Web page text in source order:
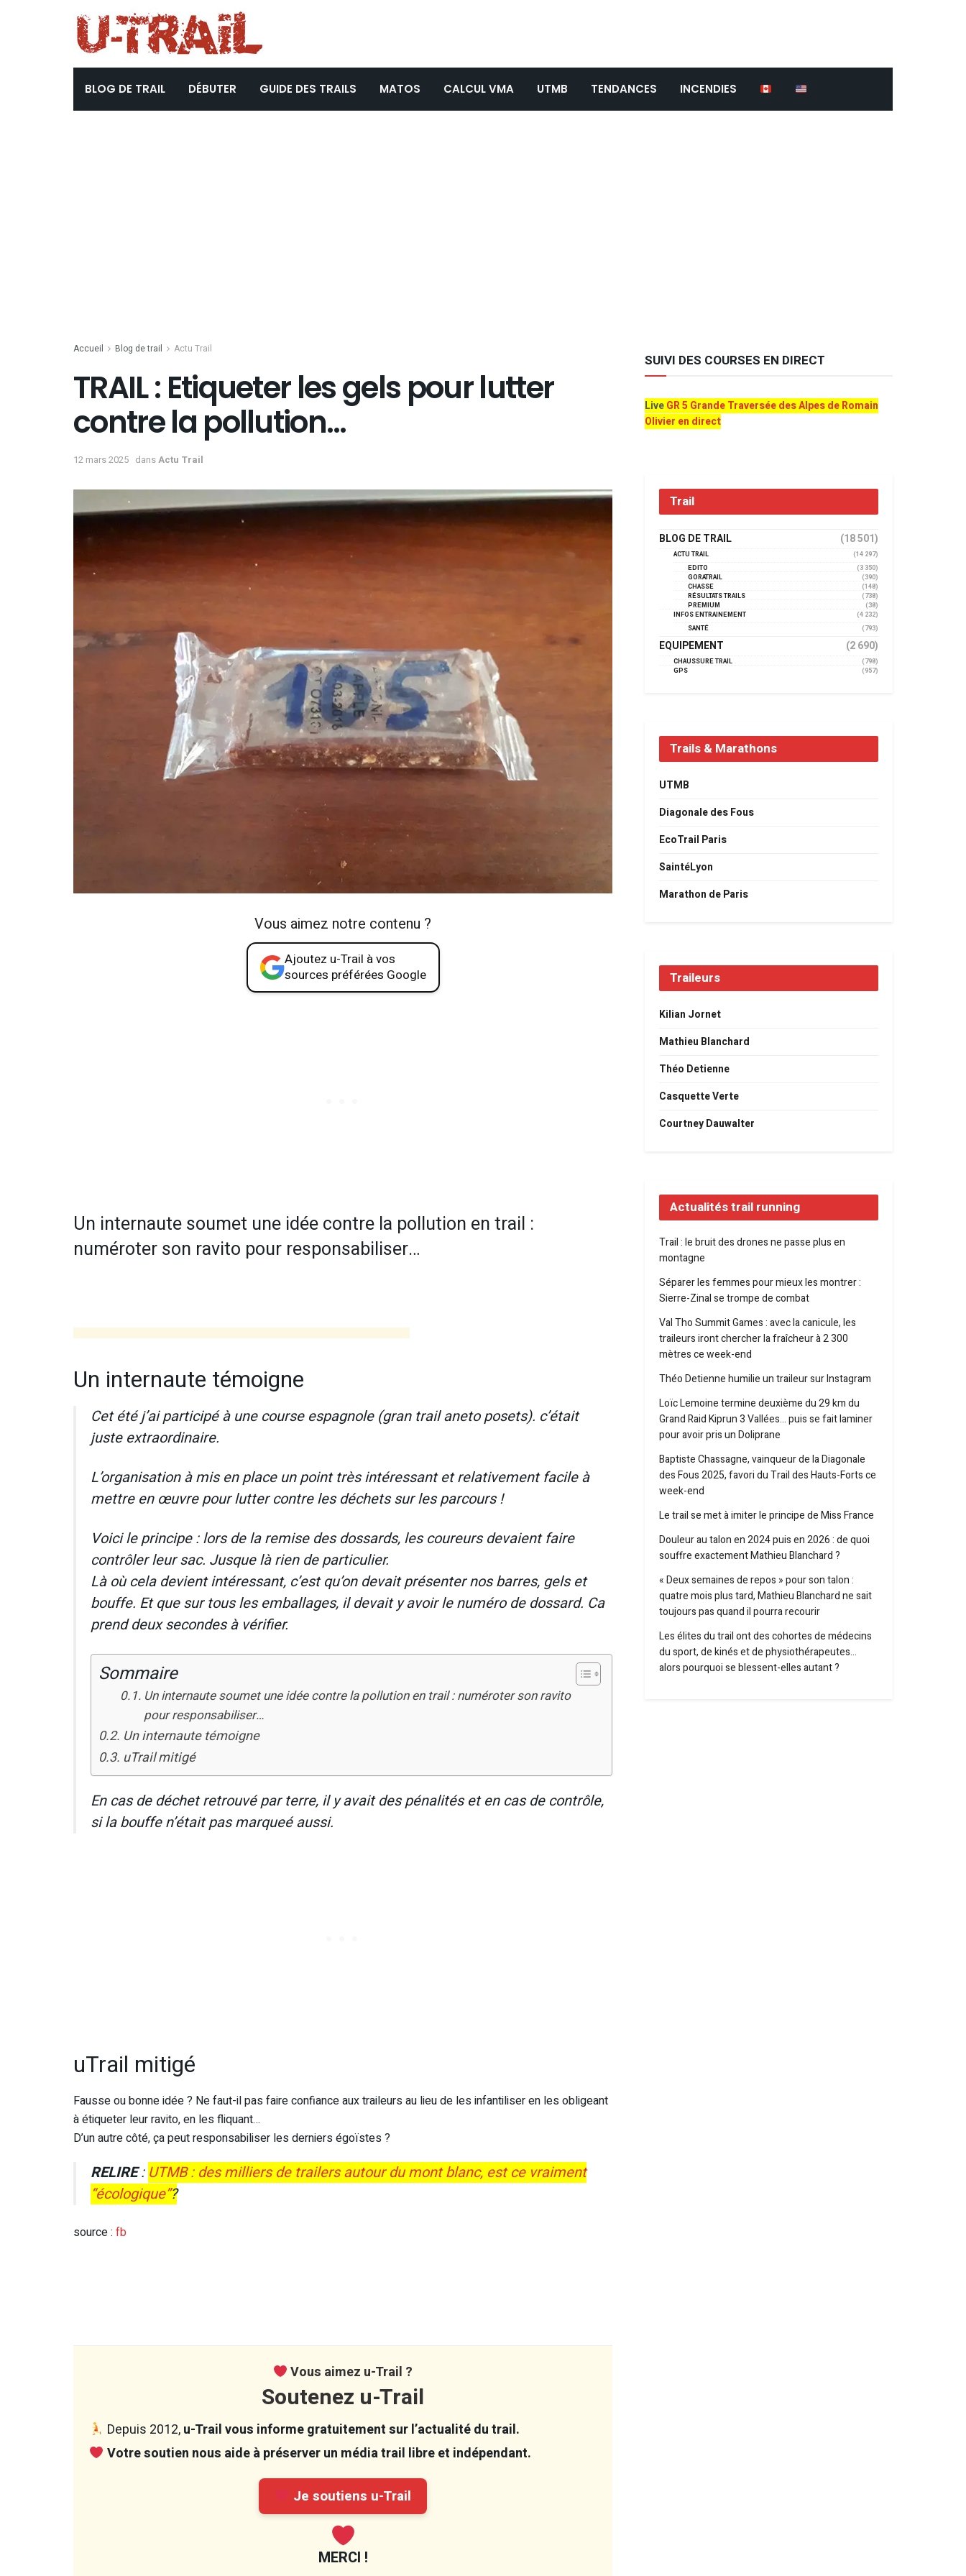
BLOG DE TRAIL DÉBUTER GUIDE DES TRAILS MATOS CALCUL VMA UTMB TENDANCES INCENDIES
Accueil Blog de trail Actu Trail
TRAIL : Etiqueter les gels pour lutter
contre la pollution…
12 mars 2025 dansActu Trail
Vous aimez notre contenu ?
Ajoutez u-Trail à vos
sources préférées Google
Un internaute soumet une idée contre la pollution en trail :
numéroter son ravito pour responsabiliser…
Un internaute témoigne
Cet été j’ai participé à une course espagnole (gran trail aneto posets). c’était
juste extraordinaire.
L’organisation à mis en place un point très intéressant et relativement facile à
mettre en œuvre pour lutter contre les déchets sur les parcours !
Voici le principe : lors de la remise des dossards, les coureurs devaient faire
contrôler leur sac. Jusque là rien de particulier.
Là où cela devient intéressant, c’est qu’on devait présenter nos barres, gels et
bouffe. Et que sur tous les emballages, il devait y avoir le numéro de dossard. Ca
prend deux secondes à vérifier.
Sommaire
Un internaute soumet une idée contre la pollution en trail : numéroter son ravito
pour responsabiliser…
Un internaute témoigne
uTrail mitigé
En cas de déchet retrouvé par terre, il y avait des pénalités et en cas de contrôle,
si la bouffe n’était pas marqueé aussi.
uTrail mitigé
Fausse ou bonne idée ? Ne faut-il pas faire confiance aux traileurs au lieu de les infantiliser en les obligeant
à étiqueter leur ravito, en les fliquant…
D’un autre côté, ça peut responsabiliser les derniers égoïstes ?
RELIRE: UTMB : des milliers de trailers autour du mont blanc, est ce vraiment
“écologique”?
source : fb
Vous aimez u-Trail ?
Soutenez u-Trail
Depuis 2012,u-Trail vous informe gratuitement sur l’actualité du trail.
Votre soutien nous aide à préserver un média trail libre et indépendant.
Je soutiens u-Trail
MERCI !
SUIVI DES COURSES EN DIRECT
LiveGR 5 Grande Traversée des Alpes de Romain
Olivier en direct
Trail
BLOG DE TRAIL (18 501)
ACTU TRAIL
(14 297)
EDITO
(3 350)
GORATRAIL
(390)
CHASSE
(148)
RÉSULTATS TRAILS
(738)
PREMIUM
(38)
INFOS ENTRAINEMENT
(4 232)
SANTÉ
(793)
EQUIPEMENT (2 690)
CHAUSSURE TRAIL
(798)
GPS
(957)
Trails & Marathons
UTMB
Diagonale des Fous
EcoTrail Paris
SaintéLyon
Marathon de Paris
Traileurs
Kilian Jornet
Mathieu Blanchard
Théo Detienne
Casquette Verte
Courtney Dauwalter
Actualités trail running
Trail : le bruit des drones ne passe plus en
montagne
Séparer les femmes pour mieux les montrer :
Sierre-Zinal se trompe de combat
Val Tho Summit Games : avec la canicule, les
traileurs iront chercher la fraîcheur à 2 300
mètres ce week-end
Théo Detienne humilie un traileur sur Instagram
Loïc Lemoine termine deuxième du 29 km du
Grand Raid Kiprun 3 Vallées… puis se fait laminer
pour avoir pris un Doliprane
Baptiste Chassagne, vainqueur de la Diagonale
des Fous 2025, favori du Trail des Hauts-Forts ce
week-end
Le trail se met à imiter le principe de Miss France
Douleur au talon en 2024 puis en 2026 : de quoi
souffre exactement Mathieu Blanchard ?
« Deux semaines de repos » pour son talon :
quatre mois plus tard, Mathieu Blanchard ne sait
toujours pas quand il pourra recourir
Les élites du trail ont des cohortes de médecins
du sport, de kinés et de physiothérapeutes…
alors pourquoi se blessent-elles autant ?